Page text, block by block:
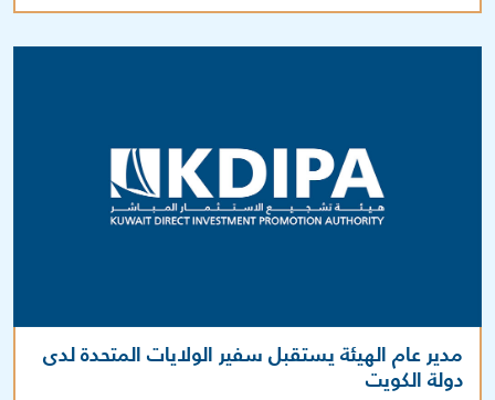
مدير عام الهيئة يستقبل سفير الولايات المتحدة لدى
دولة الكويت